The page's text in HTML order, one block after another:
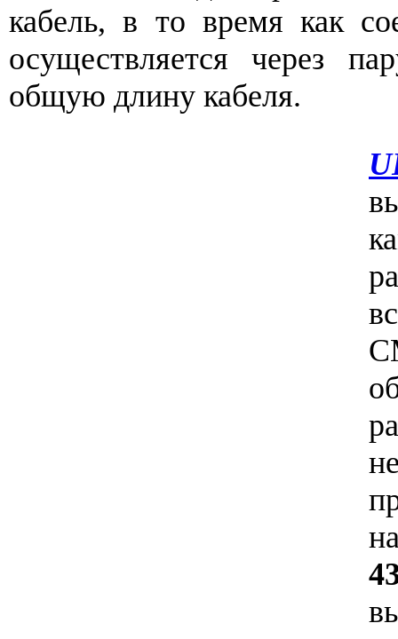
кабель, в то время как
осуществляется через
общую длину кабеля.